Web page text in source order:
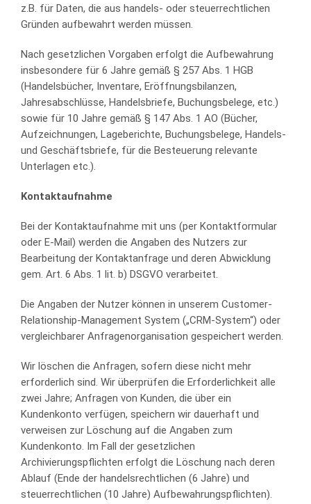
z.B. für Daten, die aus handels- oder steuerrechtlichen
Gründen aufbewahrt werden müssen.
Nach gesetzlichen Vorgaben erfolgt die Aufbewahrung
insbesondere für 6 Jahre gemäß § 257 Abs. 1 HGB
(Handelsbücher, Inventare, Eröffnungsbilanzen,
Jahresabschlüsse, Handelsbriefe, Buchungsbelege, etc.)
sowie für 10 Jahre gemäß § 147 Abs. 1 AO (Bücher,
Aufzeichnungen, Lageberichte, Buchungsbelege, Handels-
und Geschäftsbriefe, für die Besteuerung relevante
Unterlagen etc.).
Kontaktaufnahme
Bei der Kontaktaufnahme mit uns (per Kontaktformular
oder E-Mail) werden die Angaben des Nutzers zur
Bearbeitung der Kontaktanfrage und deren Abwicklung
gem. Art. 6 Abs. 1 lit. b) DSGVO verarbeitet.
Die Angaben der Nutzer können in unserem Customer-
Relationship-Management System („CRM-System“) oder
vergleichbarer Anfragenorganisation gespeichert werden.
Wir löschen die Anfragen, sofern diese nicht mehr
erforderlich sind. Wir überprüfen die Erforderlichkeit alle
zwei Jahre; Anfragen von Kunden, die über ein
Kundenkonto verfügen, speichern wir dauerhaft und
verweisen zur Löschung auf die Angaben zum
Kundenkonto. Im Fall der gesetzlichen
Archivierungspflichten erfolgt die Löschung nach deren
Ablauf (Ende der handelsrechtlichen (6 Jahre) und
steuerrechtlichen (10 Jahre) Aufbewahrungspflichten).